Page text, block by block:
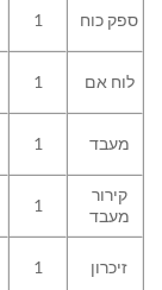
ספק כוח 1
לוח אם 1
מעבד 1
קירור
מעבד
1
זיכרון 1